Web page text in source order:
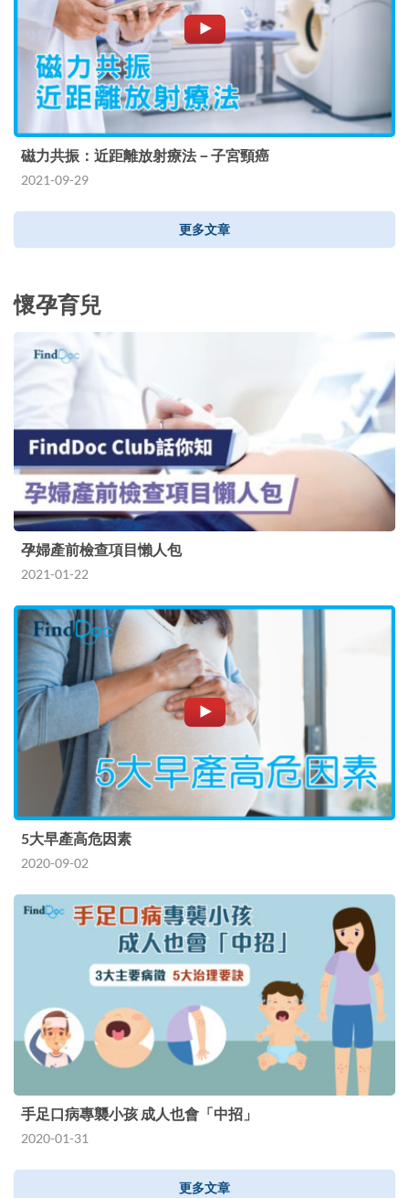
磁力共振：近距離放射療法－子宮頸癌
2021-09-29
更多文章
懷孕育兒
孕婦產前檢查項目懶人包
2021-01-22
5大早產高危因素
2020-09-02
手足口病專襲小孩 成人也會「中招」
2020-01-31
更多文章